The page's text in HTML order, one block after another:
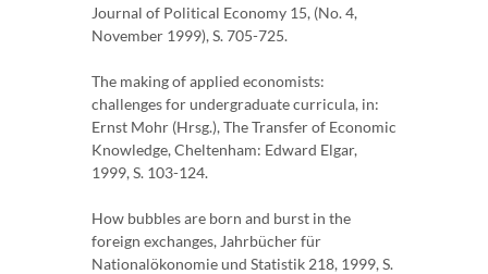
Journal of Political Economy 15, (No. 4,
November 1999), S. 705-725.
The making of applied economists:
challenges for undergraduate curricula, in:
Ernst Mohr (Hrsg.), The Transfer of Economic
Knowledge, Cheltenham: Edward Elgar,
1999, S. 103-124.
How bubbles are born and burst in the
foreign exchanges, Jahrbücher für
Nationalökonomie und Statistik 218, 1999, S.